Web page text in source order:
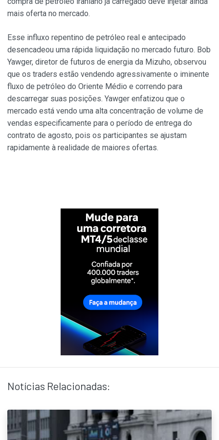
mais oferta no mercado.
Esse influxo repentino de petróleo real e antecipado
desencadeou uma rápida liquidação no mercado futuro. Bob
Yawger, diretor de futuros de energia da Mizuho, observou
que os traders estão vendendo agressivamente o iminente
fluxo de petróleo do Oriente Médio e correndo para
descarregar suas posições. Yawger enfatizou que o
mercado está vendo uma alta concentração de volume de
vendas especificamente para o período de entrega do
contrato de agosto, pois os participantes se ajustam
rapidamente à realidade de maiores ofertas.
Notícias Relacionadas: